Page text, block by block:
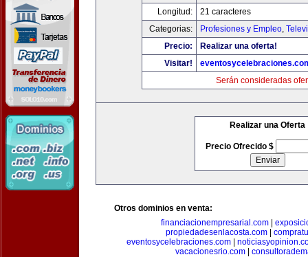
Longitud:
21 caracteres
Categorias:
Profesiones y Empleo,
Precio:
Realizar una oferta!
Visitar!
Serán consideradas
Realizar una Oferta
Precio Ofrecido $
Otros dominios en venta:
financiacionempresarial.com
propiedadesenlacosta.com
eventosycelebraciones.com|
vacacionesrio.com